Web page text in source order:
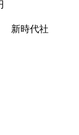
新時代社